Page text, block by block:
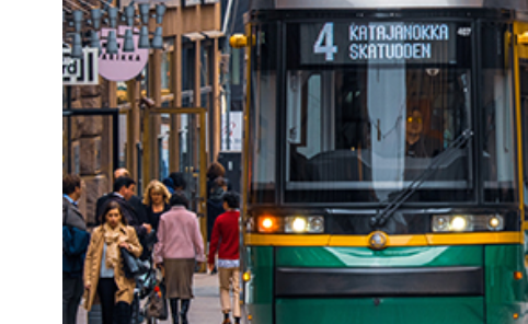
Anmäl till
Föreslå nyord
Annonsera
Prenumerera
Läs